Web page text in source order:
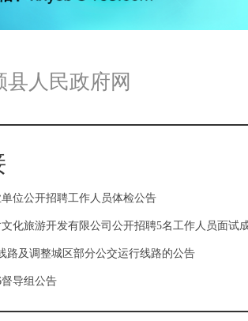
县人民政府网
位公开招聘工作人员体检公告
化旅游开发有限公司公开招聘5名工作人员面试
路及调整城区部分公交运行线路的公告
导组公告